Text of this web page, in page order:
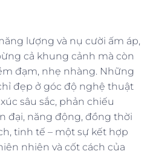
lượng và nụ cười ấm áp,
cả khung cảnh mà còn
đạm, nhẹ nhàng. Những
đẹp ở góc độ nghệ thuật
sâu sắc, phản chiếu
đại, năng động, đồng thời
tinh tế – một sự kết hợp
nhiên và cốt cách của